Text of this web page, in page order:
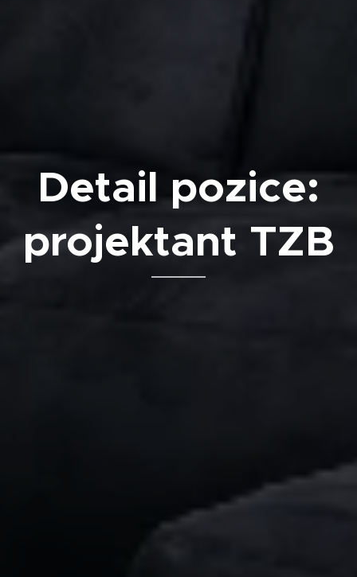
Detail pozice:
projektant TZB